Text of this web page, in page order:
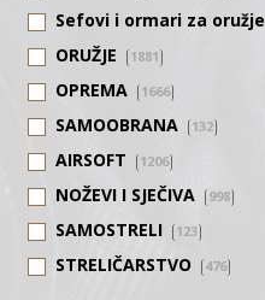
Sefovi i ormari za oružje
ORUŽJE 1881
OPREMA 1666
SAMOOBRANA 132
AIRSOFT 1206
NOŽEVI I SJEČIVA 998
SAMOSTRELI 123
STRELIČARSTVO 476